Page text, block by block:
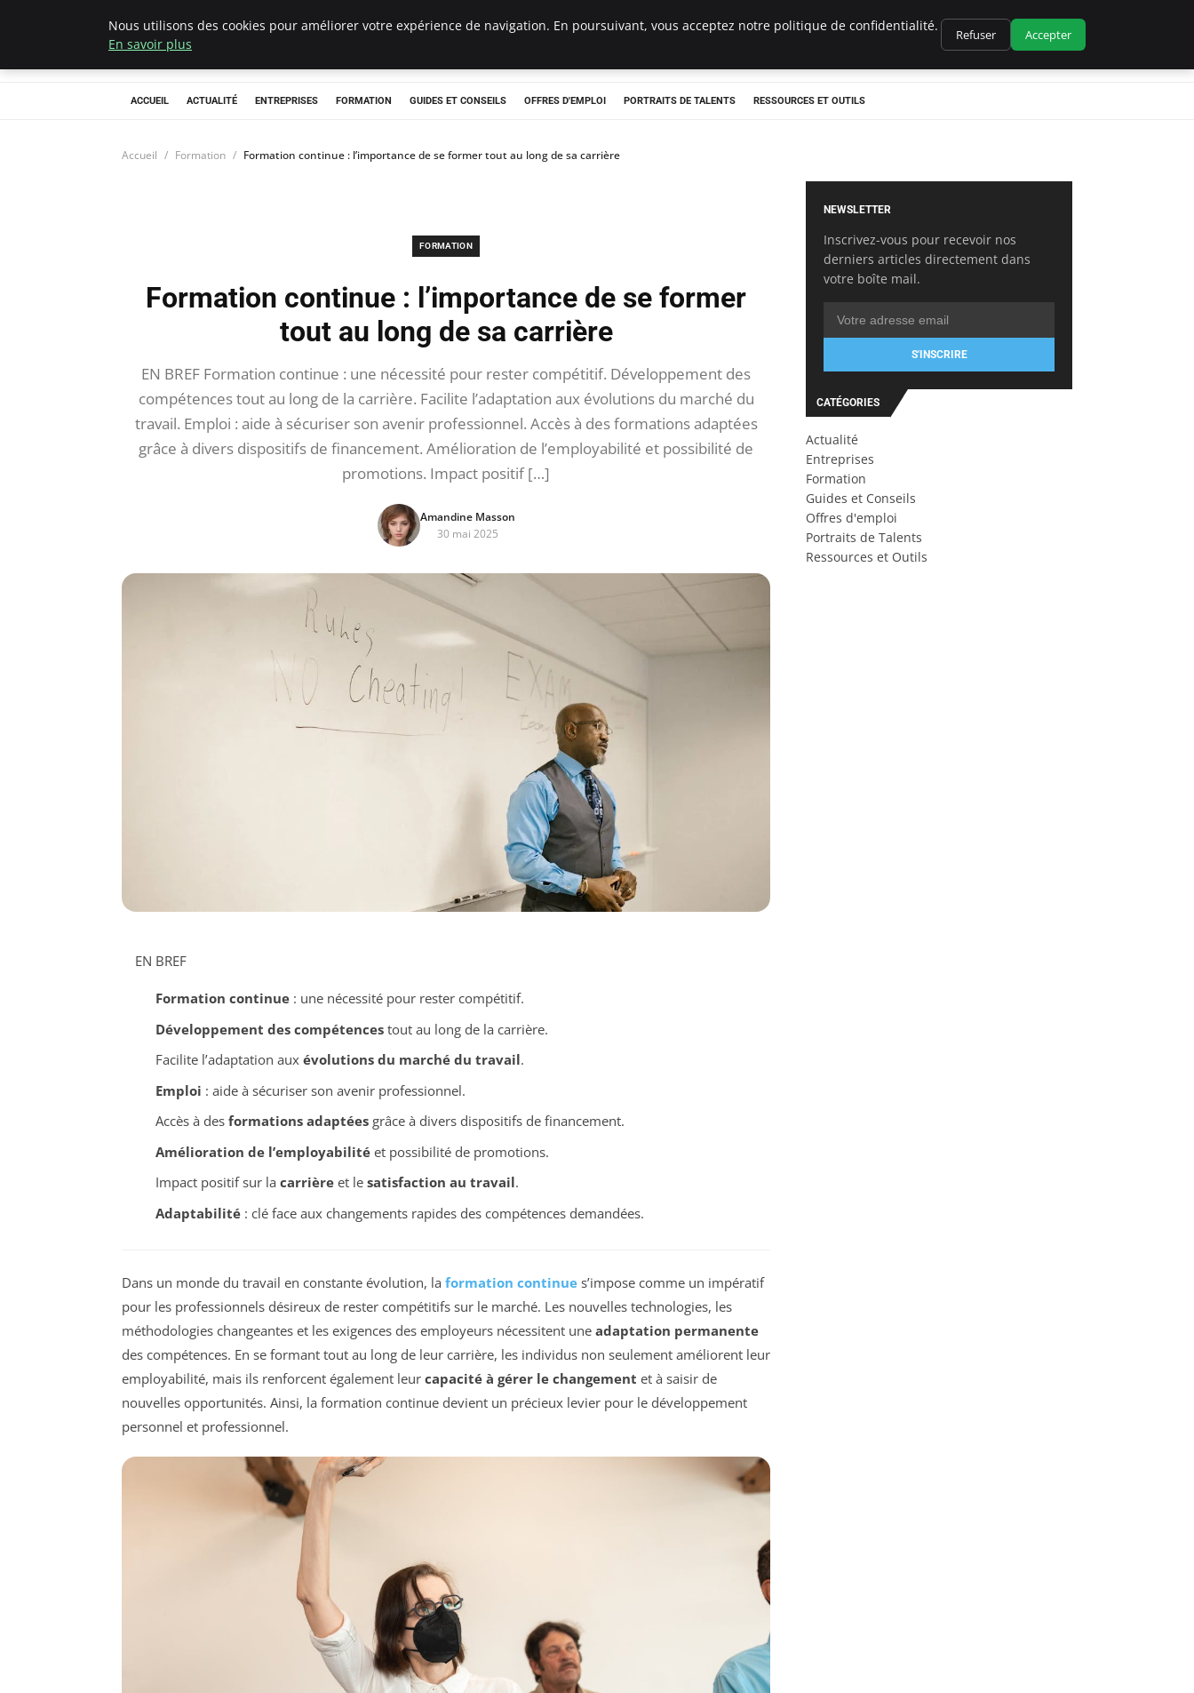
Chasseur De Tête
ACCUEIL ACTUALITÉ ENTREPRISES FORMATION GUIDES ET CONSEILS OFFRES D'EMPLOI PORTRAITS DE TALENTS RESSOURCES ET OUTILS
Accueil Formation Formation continue : l’importance de se former tout au long de sa carrière
FORMATION
Formation continue : l’importance de se former
tout au long de sa carrière
EN BREF Formation continue : une nécessité pour rester compétitif. Développement des
compétences tout au long de la carrière. Facilite l’adaptation aux évolutions du marché du
travail. Emploi : aide à sécuriser son avenir professionnel. Accès à des formations adaptées
grâce à divers dispositifs de financement. Amélioration de l’employabilité et possibilité de
promotions. Impact positif […]
Amandine Masson
30 mai 2025
EN BREF
Formation continue: une nécessité pour rester compétitif.
Développement des compétencestout au long de la carrière.
Facilite l’adaptation aux évolutions du marché du travail.
Emploi : aide à sécuriser son avenir professionnel.
Accès à des formations adaptéesgrâce à divers dispositifs de financement.
Amélioration de l’employabilitéet possibilité de promotions.
Impact positif sur la carrièreet le satisfaction au travail.
Adaptabilité: clé face aux changements rapides des compétences demandées.
Dans un monde du travail en constante évolution, la formation continue s’impose comme un impératif
pour les professionnels désireux de rester compétitifs sur le marché. Les nouvelles technologies, les
méthodologies changeantes et les exigences des employeurs nécessitent une adaptation permanente
des compétences. En se formant tout au long de leur carrière, les individus non seulement améliorent leur
employabilité, mais ils renforcent également leur capacité à gérer le changement et à saisir de
nouvelles opportunités. Ainsi, la formation continue devient un précieux levier pour le développement
personnel et professionnel.
NEWSLETTER
Inscrivez-vous pour recevoir nos
derniers articles directement dans
votre boîte mail.
S'INSCRIRE
CATÉGORIES
Actualité
Entreprises
Formation
Guides et Conseils
Offres d'emploi
Portraits de Talents
Ressources et Outils
Nous utilisons des cookies pour améliorer votre expérience de navigation. En poursuivant, vous acceptez notre politique de confidentialité.
En savoir plus
Refuser Accepter